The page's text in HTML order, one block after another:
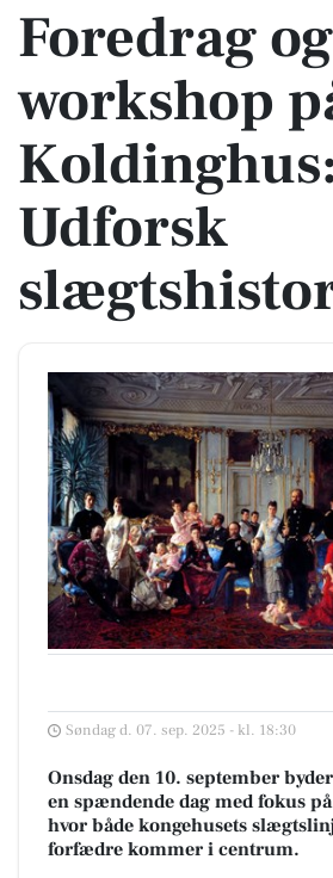
Foredrag og
workshop
Koldinghus:
Udforsk
Søndag d. 07. sep. 2025 - kl. 18:30
Onsdag den 10. september
en spændende dag med fokus
hvor både kongehusets
forfædre kommer i centrum.